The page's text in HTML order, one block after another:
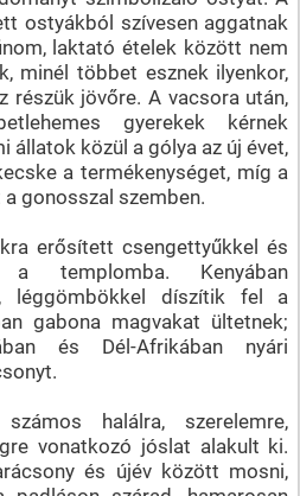
ostyákból szívesen aggatnak
laktató ételek között nem
minél többet esznek ilyenkor,
részük jövőre. A vacsora után,
gyerekek kérnek
állatok közül a gólya az új évet,
a termékenységet, míg a
gonosszal szemben.
erősített csengettyűkkel és
a templomba. Kenyában
léggömbökkel díszítik fel a
gabona magvakat ültetnek;
és Dél-Afrikában nyári
halálra, szerelemre,
vonatkozó jóslat alakult ki.
és újév között mosni,